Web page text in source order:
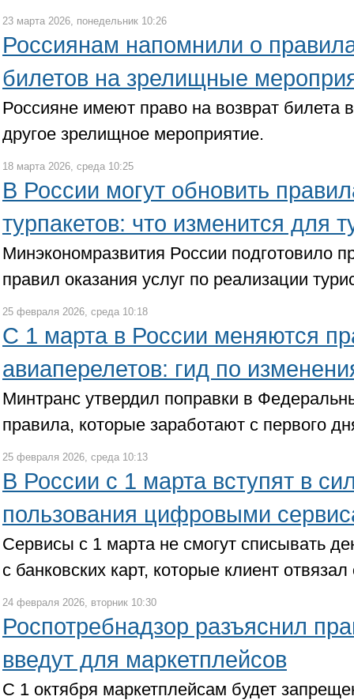
23 марта 2026, понедельник 10:26
Россиянам напомнили о
билетов на зрелищные
Россияне имеют право на возврат билета
другое зрелищное мероприятие.
18 марта 2026, среда 10:25
В России могут обновить
турпакетов: что изменится для
Минэкономразвития России подготовило
правил оказания услуг по реализации
25 февраля 2026, среда 10:18
С 1 марта в России меняются
авиаперелетов: гид по
Минтранс утвердил поправки в
правила, которые заработают с первого
25 февраля 2026, среда 10:13
В России с 1 марта вступят в
пользования цифровыми
Сервисы с 1 марта не смогут списывать
с банковских карт, которые клиент
24 февраля 2026, вторник 10:30
Роспотребнадзор разъяснил
введут для маркетплейсов
С 1 октября маркетплейсам будет